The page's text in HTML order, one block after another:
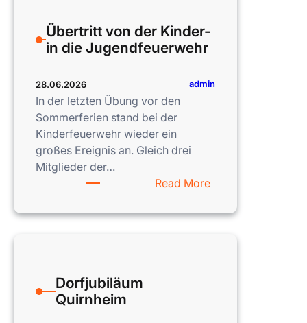
Übertritt von der Kinder-
in die Jugendfeuerwehr
28.06.2026 admin
In der letzten Übung vor den
Sommerferien stand bei der
Kinderfeuerwehr wieder ein
großes Ereignis an. Gleich drei
Mitglieder der…
Read More:
von
Dorfjubiläum
Quirnheim